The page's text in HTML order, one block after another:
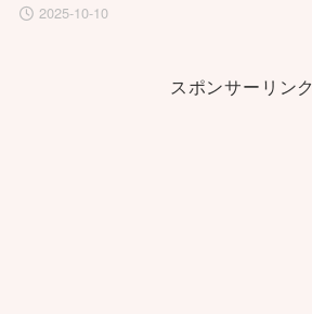
2025-10-10
スポンサーリンク